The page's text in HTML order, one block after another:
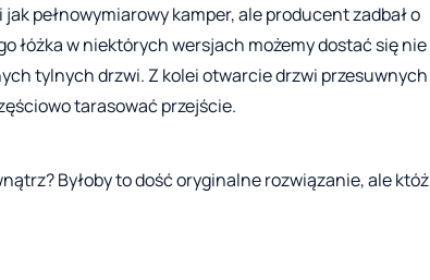
pełnowymiarowy kamper, ale producent zadbał o
łóżka w niektórych wersjach możemy dostać się nie
tylnych drzwi. Z kolei otwarcie drzwi przesuwnych
tarasować przejście.
Byłoby to dość oryginalne rozwiązanie, ale któż